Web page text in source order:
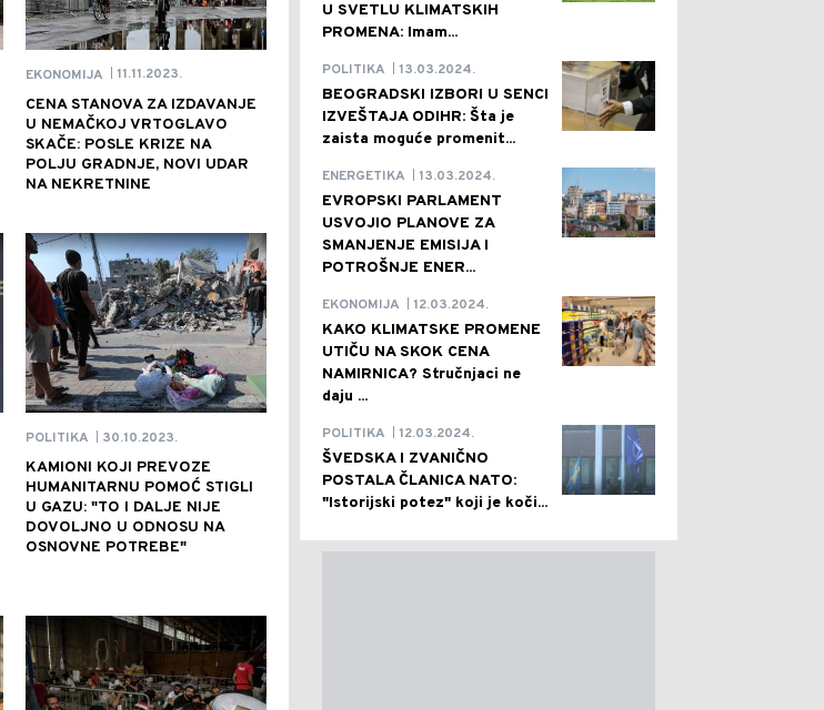
EKONOMIJA 11.11.2023.
CENA STANOVA ZA IZDAVANJE
U NEMAČKOJ VRTOGLAVO
SKAČE: POSLE KRIZE NA
POLJU GRADNJE, NOVI UDAR
NA NEKRETNINE
POLITIKA 30.10.2023.
KAMIONI KOJI PREVOZE
HUMANITARNU POMOĆ STIGLI
U GAZU: "TO I DALJE NIJE
DOVOLJNO U ODNOSU NA
OSNOVNE POTREBE"
U SVETLU KLIMATSKIH
PROMENA: Imam...
POLITIKA 13.03.2024.
BEOGRADSKI IZBORI U SENCI
IZVEŠTAJA ODIHR: Šta je
zaista moguće promenit...
ENERGETIKA 13.03.2024.
EVROPSKI PARLAMENT
USVOJIO PLANOVE ZA
SMANJENJE EMISIJA I
POTROŠNJE ENER...
EKONOMIJA 12.03.2024.
KAKO KLIMATSKE PROMENE
UTIČU NA SKOK CENA
NAMIRNICA? Stručnjaci ne
daju ...
POLITIKA 12.03.2024.
ŠVEDSKA I ZVANIČNO
POSTALA ČLANICA NATO:
"Istorijski potez" koji je koči...